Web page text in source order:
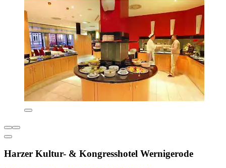
Harzer Kultur- & Kongresshotel Wernigerode